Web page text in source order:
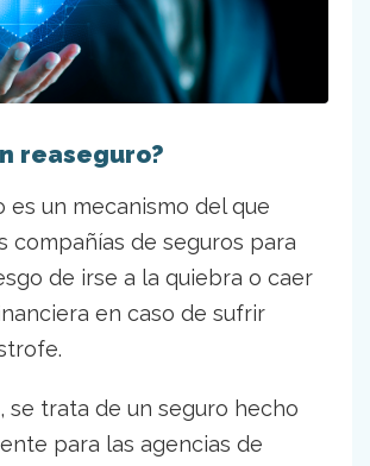
reaseguro?
es un mecanismo del que
compañías de seguros para
de irse a la quiebra o caer
en caso de sufrir
se trata de un seguro hecho
para las agencias de